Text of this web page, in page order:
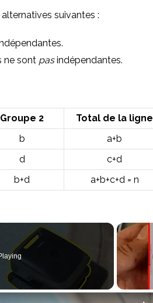
suivantes :
ne sont pasindépendantes.
Groupe 2
Total de la ligne
b
a+b
d
c+d
b+d a+b+c+d = n